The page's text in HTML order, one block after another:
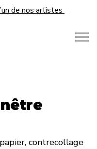
de nos artistes
contrecollage